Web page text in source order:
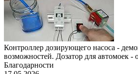
Контроллер дозирующего насоса -
возможностей. Дозатор для автомоек -
Благодарности